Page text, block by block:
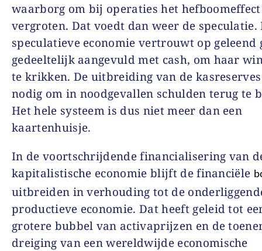
waarborg om bij operaties het
vergroten. Dat voedt dan weer de speculatie.
speculatieve economie vertrouwt op geleend
gedeeltelijk aangevuld met cash, om haar
te krikken. De uitbreiding van de
nodig om in noodgevallen schulden terug te
Het hele systeem is dus niet meer dan een
kaartenhuisje.
In de voortschrijdende financialisering van
kapitalistische economie blijft de financiële
uitbreiden in verhouding tot de
productieve economie. Dat heeft geleid tot
grotere bubbel van activaprijzen en de
dreiging van een wereldwijde economische